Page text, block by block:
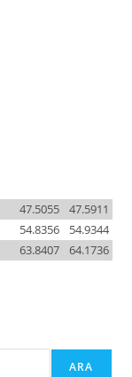
47.5911
47.5055
54.9344
54.8356
64.1736
63.8407
ARA